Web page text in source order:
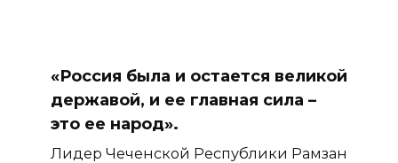
«Россия была и остается великой
державой, и ее главная сила –
это ее народ».
Лидер Чеченской Республики Рамзан